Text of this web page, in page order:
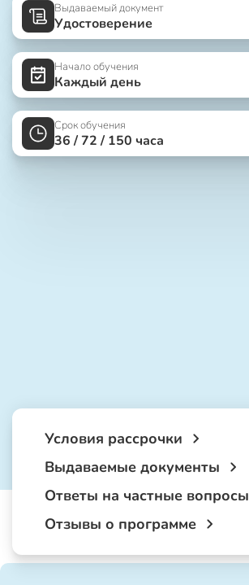
Выдаваемый документ
Удостоверение
Начало обучения
Каждый день
Срок обучения
36 / 72 / 150 часа
Условия рассрочки
Выдаваемые документы
Ответы на частные вопросы
Отзывы о программе